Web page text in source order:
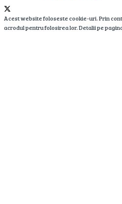
Acest website foloseste cookie-uri. Prin
acrodul pentru folosirea lor. Detalii pe